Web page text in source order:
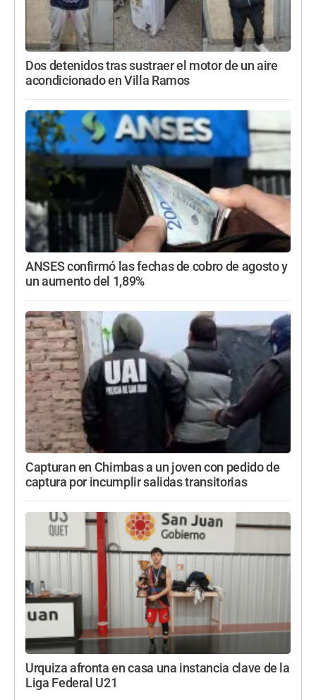
Dos detenidos tras sustraer el motor de un aire
acondicionado en Villa Ramos
ANSES confirmó las fechas de cobro de agosto y
un aumento del 1,89%
Capturan en Chimbas a un joven con pedido de
captura por incumplir salidas transitorias
Urquiza afronta en casa una instancia clave de la
Liga Federal U21